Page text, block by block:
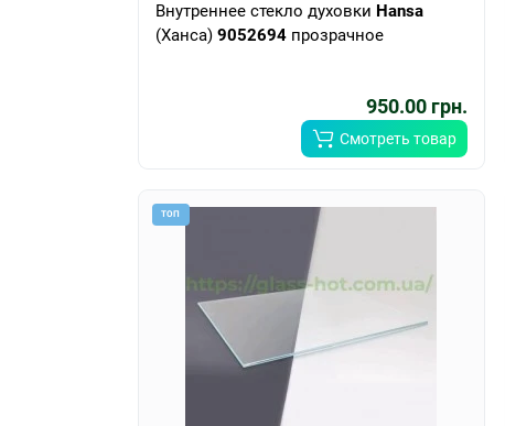
Внутреннее стекло духовки Hansa
(Ханса) 9052694прозрачное
950.00 грн.
Смотреть товар
ТОП